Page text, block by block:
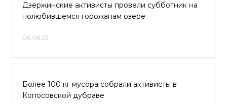
Дзержинские активисты провели субботник на
полюбившемся горожанам озере
06.06.23
Более 100 кг мусора собрали активисты в
Копосовской дубраве